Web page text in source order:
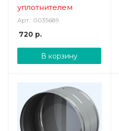
уплотнителем
Арт.: 0035689
720 р.
В корзину